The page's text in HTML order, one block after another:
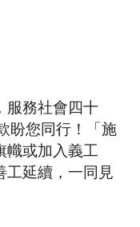
務社會四十
盼您同行！「施
幟或加入義工
工延續，一同見